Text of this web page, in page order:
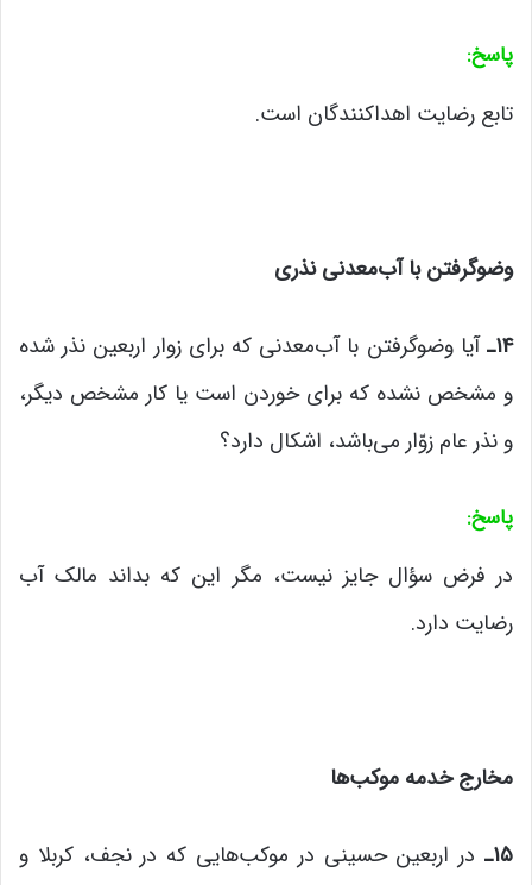
پاسخ:
تابع رضایت اهداکنندگان است.
وضوگرفتن با آب‌معدنی نذری
۱۴ـآیا وضوگرفتن با آب‌معدنی که برای زوار اربعین نذر شده
و مشخص نشده که برای خوردن است یا کار مشخص دیگر،
و نذر عام زوّار می‌باشد، اشکال دارد؟
پاسخ:
در فرض سؤال جایز نیست، مگر این که بداند مالک آب
رضایت دارد.
مخارج خدمه موکب‌ها
۱۵ـ در اربعین حسینی در موکب‌هایی که در نجف، کربلا و